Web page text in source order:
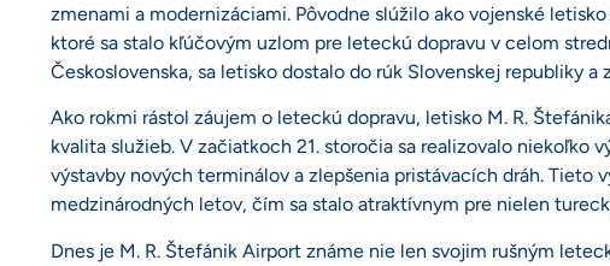
zmenami a modernizáciami. Pôvodne slúžilo ako vojenské
ktoré sa stalo kľúčovým uzlom pre leteckú dopravu v celom
Československa, sa letisko dostalo do rúk Slovenskej republiky
Ako rokmi rástol záujem o leteckú dopravu, letisko M. R.
kvalita služieb. V začiatkoch 21. storočia sa realizovalo niekoľko
výstavby nových terminálov a zlepšenia pristávacích dráh. Tieto
medzinárodných letov, čím sa stalo atraktívnym pre nielen
Dnes je M. R. Štefánik Airport známe nie len svojim rušným